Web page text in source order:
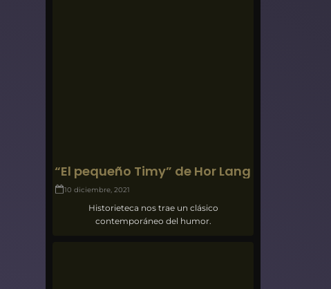
“El pequeño Timy” de Hor Lang
10 diciembre, 2021
Historieteca nos trae un clásico
contemporáneo del humor.